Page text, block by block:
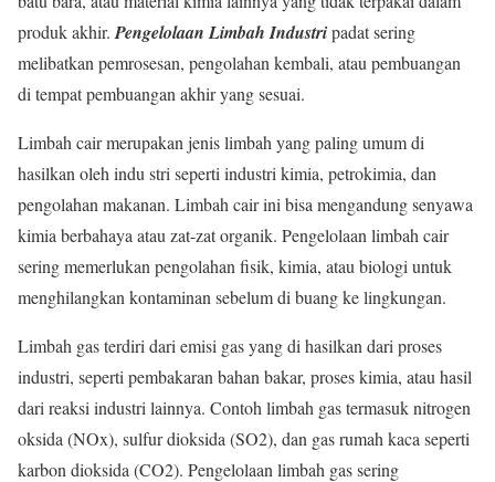
produk akhir. Pengelolaan Limbah Industripadat sering
melibatkan pemrosesan, pengolahan kembali, atau pembuangan
di tempat pembuangan akhir yang sesuai.
Limbah cair merupakan jenis limbah yang paling umum di
hasilkan oleh indu stri seperti industri kimia, petrokimia, dan
pengolahan makanan. Limbah cair ini bisa mengandung senyawa
kimia berbahaya atau zat-zat organik. Pengelolaan limbah cair
sering memerlukan pengolahan fisik, kimia, atau biologi untuk
menghilangkan kontaminan sebelum di buang ke lingkungan.
Limbah gas terdiri dari emisi gas yang di hasilkan dari proses
industri, seperti pembakaran bahan bakar, proses kimia, atau hasil
dari reaksi industri lainnya. Contoh limbah gas termasuk nitrogen
oksida (NOx), sulfur dioksida (SO2), dan gas rumah kaca seperti
karbon dioksida (CO2). Pengelolaan limbah gas sering